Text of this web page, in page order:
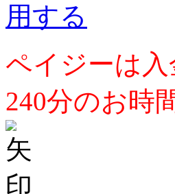
ペイジーは
240分のお時